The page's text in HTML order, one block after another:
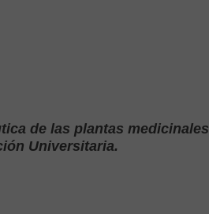
de las plantas medicinales
Universitaria.